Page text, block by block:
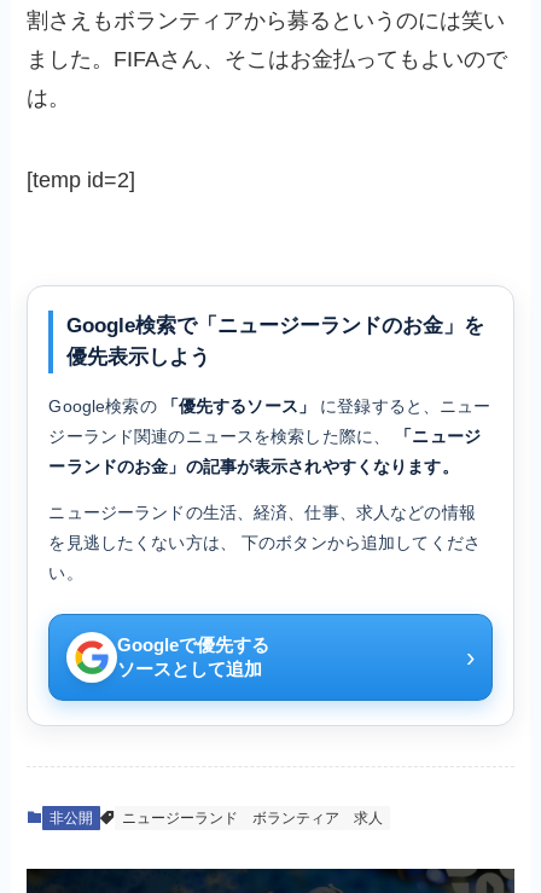
割さえもボランティアから募るというのには笑い
ました。FIFAさん、そこはお金払ってもよいので
は。
[temp id=2]
Google検索で「ニュージーランドのお金」を
優先表示しよう
Google検索の 「優先するソース」
に登録すると、ニュー
ジーランド関連のニュースを検索した際に、
「ニュージ
ーランドのお金」の記事が表示されやすくなります。
ニュージーランドの生活、経済、仕事、求人などの情報
を見逃したくない方は、 下のボタンから追加してくださ
い。
Googleで優先する
ソースとして追加
›
非公開 ニュージーランド ボランティア 求人